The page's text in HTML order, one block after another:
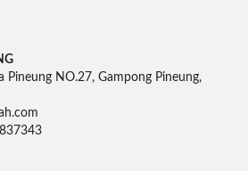
Pineung NO.27, Gampong Pineung,